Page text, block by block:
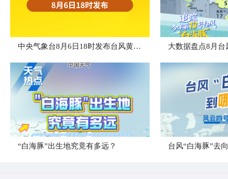
中央气象台8月6日18时发布台风黄色预警 大数据盘点8月台
“白海豚”出生地究竟有多远？ 台风“白海豚”去